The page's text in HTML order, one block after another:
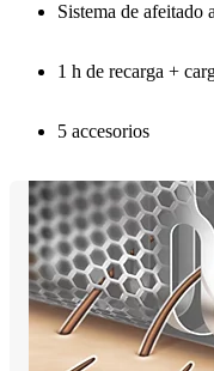
Sistema de afeitado
1 h de recarga +
5 accesorios